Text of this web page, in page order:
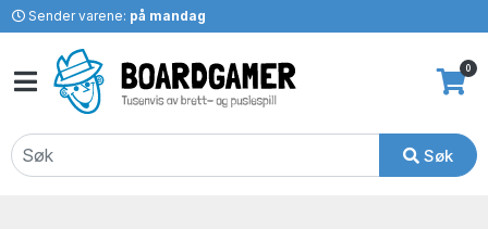
Sender varene: på mandag
Søk
0